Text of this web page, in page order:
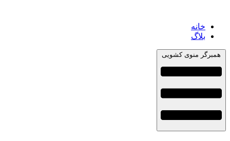
خانه
بلاگ
همبرگر منوی کشویی